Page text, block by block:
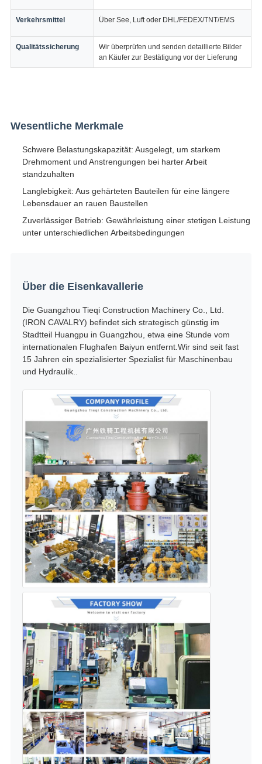
Verkehrsmittel Über See, Luft oder DHL/FEDEX/TNT/EMS
Qualitätssicherung
Wir überprüfen und senden detaillierte Bilder
an Käufer zur Bestätigung vor der Lieferung
Wesentliche Merkmale
Schwere Belastungskapazität: Ausgelegt, um starkem
Drehmoment und Anstrengungen bei harter Arbeit
standzuhalten
Langlebigkeit: Aus gehärteten Bauteilen für eine längere
Lebensdauer an rauen Baustellen
Zuverlässiger Betrieb: Gewährleistung einer stetigen Leistung
unter unterschiedlichen Arbeitsbedingungen
Über die Eisenkavallerie
Die Guangzhou Tieqi Construction Machinery Co., Ltd.
(IRON CAVALRY) befindet sich strategisch günstig im
Stadtteil Huangpu in Guangzhou, etwa eine Stunde vom
internationalen Flughafen Baiyun entfernt.Wir sind seit fast
15 Jahren ein spezialisierter Spezialist für Maschinenbau
und Hydraulik..